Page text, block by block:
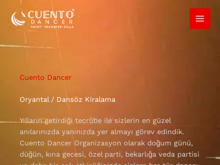
İçeriğe
atla
Cuento Dancer
Oryantal / Dansöz Kiralama
Yılların getirdiği tecrübe ile sizlerin en güzel
anılarınızda yanınızda yer almayı görev edindik.
Cuento Dancer Organizasyon olarak doğum günü,
düğün, kına gecesi, özel parti, bekarlığa veda partisi